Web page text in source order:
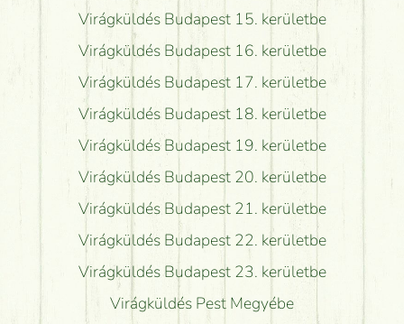
Virágküldés Budapest 15. kerületbe
Virágküldés Budapest 16. kerületbe
Virágküldés Budapest 17. kerületbe
Virágküldés Budapest 18. kerületbe
Virágküldés Budapest 19. kerületbe
Virágküldés Budapest 20. kerületbe
Virágküldés Budapest 21. kerületbe
Virágküldés Budapest 22. kerületbe
Virágküldés Budapest 23. kerületbe
Virágküldés Pest Megyébe